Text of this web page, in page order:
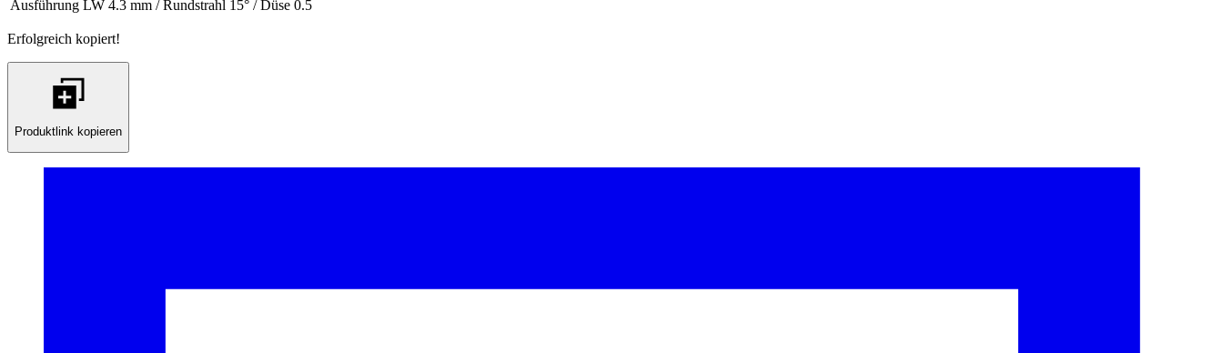
Ausführung LW 4.3 mm / Rundstrahl 15° / Düse 0.5
Erfolgreich kopiert!
Produktlink kopieren